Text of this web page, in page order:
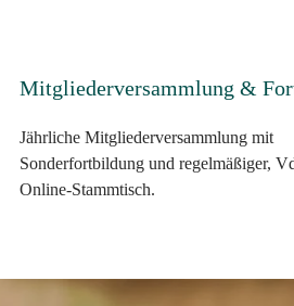
Mitgliederversammlung &
Jährliche Mitgliederversammlung mit
Sonderfortbildung und regelmäßiger,
Online-Stammtisch.